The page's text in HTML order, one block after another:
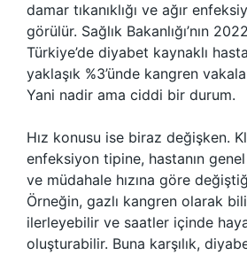
damar tıkanıklığı ve ağır
görülür. Sağlık Bakanlığı’nın
Türkiye’de diyabet kaynaklı
yaklaşık %3’ünde kangren
Yani nadir ama ciddi bir durum.
Hız konusu ise biraz değişken.
enfeksiyon tipine, hastanın
ve müdahale hızına göre
Örneğin, gazlı kangren olarak
ilerleyebilir ve saatler içinde
oluşturabilir. Buna karşılık,